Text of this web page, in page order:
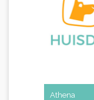
Athena